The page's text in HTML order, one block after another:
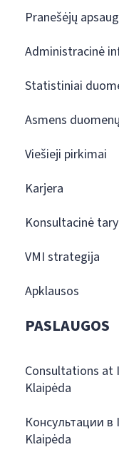
Pranešėjų
Administracinė
Statistiniai
Asmens
Viešieji pirkimai
Karjera
Konsultacinė
VMI strategija
Apklausos
PASLAUGOS
Consultations at
Klaipėda
Консультации
Klaipėda